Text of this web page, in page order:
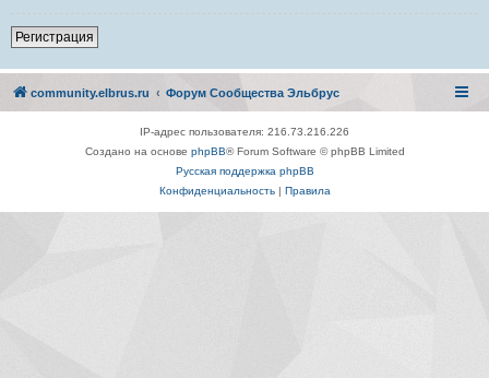
Регистрация
community.elbrus.ru Форум Сообщества Эльбрус
IP-адрес пользователя: 216.73.216.226
Создано на основе phpBB® Forum Software © phpBB Limited
Русская поддержка phpBB
Конфиденциальность| Правила